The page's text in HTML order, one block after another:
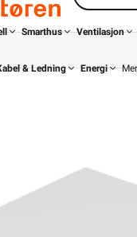
Smarthus Ventilasjon
& Ledning Energi Mer